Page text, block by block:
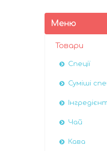
Товари
Спеції
Суміші
Чай
Кава